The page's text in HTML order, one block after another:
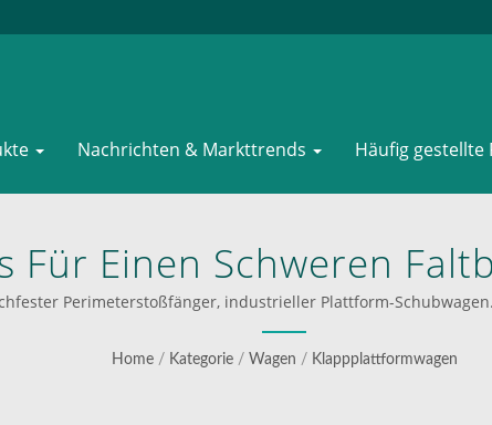
Nachrichten & Markttrends Häufig gestellte
Für Einen Schweren
Stoßdämpfung. |
Stahl- Und
Perimeterstoßfänger, industrieller Plattform-
Home / Kategorie / Wagen / Klappplattformwagen